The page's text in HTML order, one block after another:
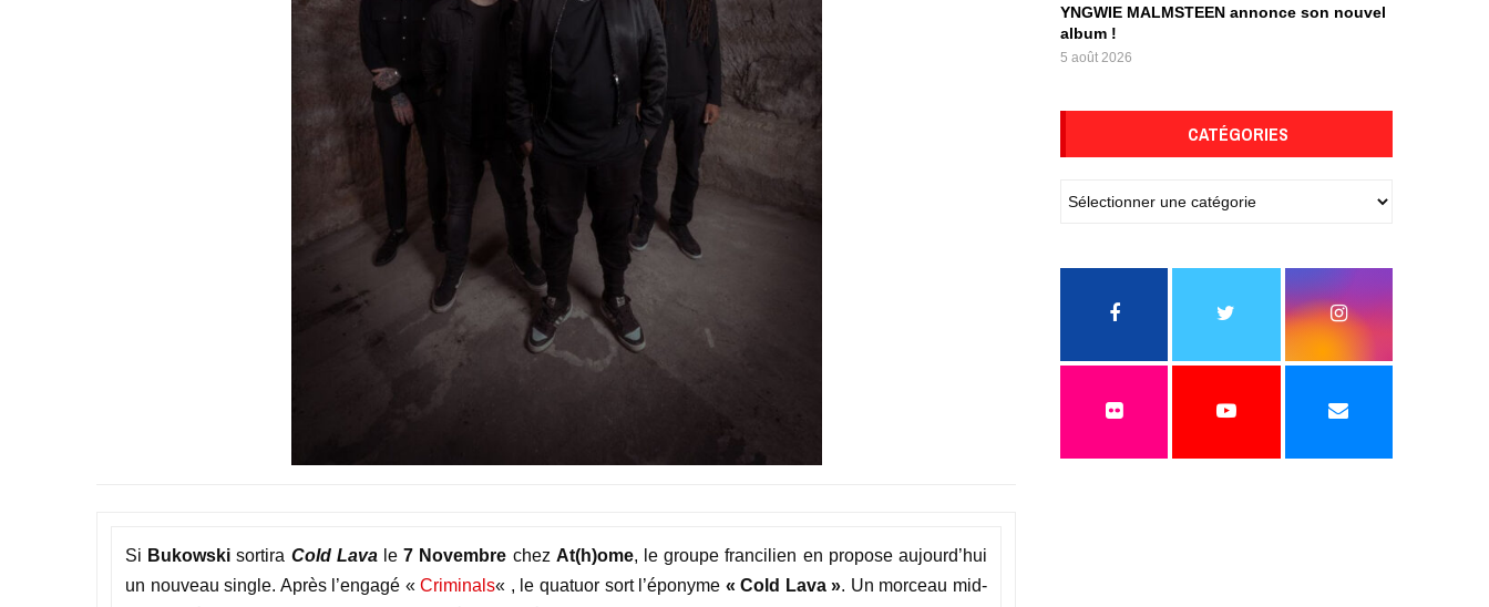
Si Bukowskisortira Cold Lava le7 Novembre chez At(h)ome, le groupe francilien en propose aujourd’hui
un nouveau single. Après l’engagé «Criminals« , le quatuor sort l’éponyme « Cold Lava ». Un morceau mid-
YNGWIE MALMSTEEN annonce son nouvel
album !
5 août 2026
CATÉGORIES